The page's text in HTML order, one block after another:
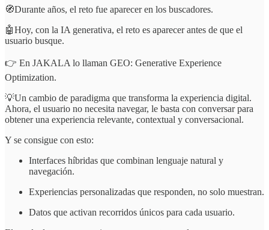
🧭Durante años, el reto fue aparecer en los buscadores.
🤖Hoy, con la IA generativa, el reto es aparecer antes de que el
usuario busque.
👉 En JAKALA lo llaman GEO: Generative Experience
Optimization.
💡Un cambio de paradigma que transforma la experiencia digital.
Ahora, el usuario no necesita navegar, le basta con conversar para
obtener una experiencia relevante, contextual y conversacional.
Y se consigue con esto:
Interfaces híbridas que combinan lenguaje natural y
navegación.
Experiencias personalizadas que responden, no solo muestran.
Datos que activan recorridos únicos para cada usuario.